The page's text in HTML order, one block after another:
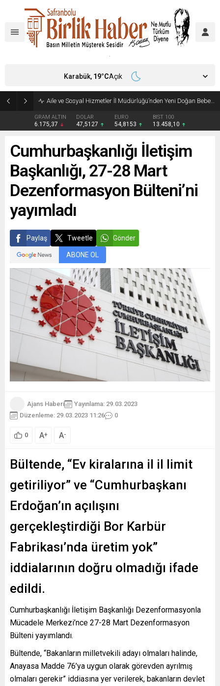
Aile ve Sosyal Hizmetler İl Müdürlüğü’nden Yeni Doğan Bebekler İçin Destek Çantası
GRAM ALTIN
6.175,37
DOLAR
47,5127
EURO
54,8153
BIST 100
13.458,10
Karabük, 19°CAçık
Cumhurbaşkanlığı İletişim
Başkanlığı, 27-28 Mart
Dezenformasyon Bülteni’ni
yayımladı
Paylaş Tweetle Gönder
ABONE OL
Ajans Haberi
Yayınlama: 29.03.2023
Düzenleme: 29.03.2023 11:26
0
0 A+ A-
Bültende, “Ev kiralarına il il limit
getiriliyor” ve “Cumhurbaşkanı
Erdoğan’ın açılışını
gerçekleştirdiği Bor Karbür
Fabrikası’nda üretim yok”
iddialarının doğru olmadığı ifade
edildi.
Cumhurbaşkanlığı İletişim Başkanlığı Dezenformasyonla
Mücadele Merkezi’nce 27-28 Mart Dezenformasyon
Bülteni yayımlandı.
Bültende, “Bakanların milletvekili adayı olmaları halinde,
Anayasa Madde 76’ya uygun olarak görevden ayrılmış
olmaları gerekir” iddiasına yer verilerek, bakanların devlet